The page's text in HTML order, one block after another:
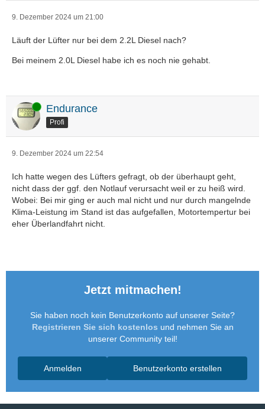
9. Dezember 2024 um 21:00
Läuft der Lüfter nur bei dem 2.2L Diesel nach?
Bei meinem 2.0L Diesel habe ich es noch nie gehabt.
Online Endurance
Profi
9. Dezember 2024 um 22:54
Ich hatte wegen des Lüfters gefragt, ob der überhaupt geht,
nicht dass der ggf. den Notlauf verursacht weil er zu heiß wird.
Wobei: Bei mir ging er auch mal nicht und nur durch mangelnde
Klima-Leistung im Stand ist das aufgefallen, Motortempertur bei
eher Überlandfahrt nicht.
Jetzt mitmachen!
Sie haben noch kein Benutzerkonto auf unserer Seite?
Registrieren Sie sich kostenlos und nehmen Sie an
unserer Community teil!
Benutzerkonto erstellen
Anmelden